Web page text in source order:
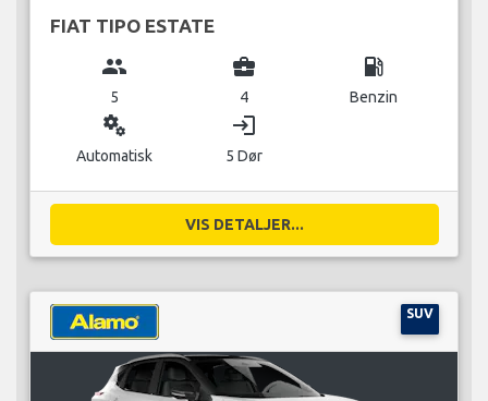
FIAT TIPO ESTATE
group
5
business_center
4
local_gas_station
Benzin
miscellaneous_services
Automatisk
login
5 Dør
VIS DETALJER...
SUV